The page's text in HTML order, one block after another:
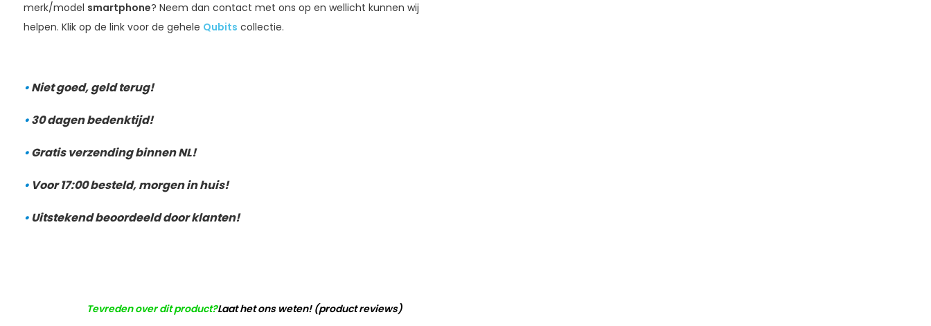
merk/model smartphone? Neem dan contact met ons op en wellicht kunnen wij
helpen. Klik op de link voor de gehele Qubits collectie.
•Niet goed, geld terug!
•30 dagen bedenktijd!
•Gratis verzending binnen NL!
•Voor 17:00 besteld, morgen in huis!
•Uitstekend beoordeeld door klanten!
Tevreden over dit product?Laat het ons weten! (product reviews)